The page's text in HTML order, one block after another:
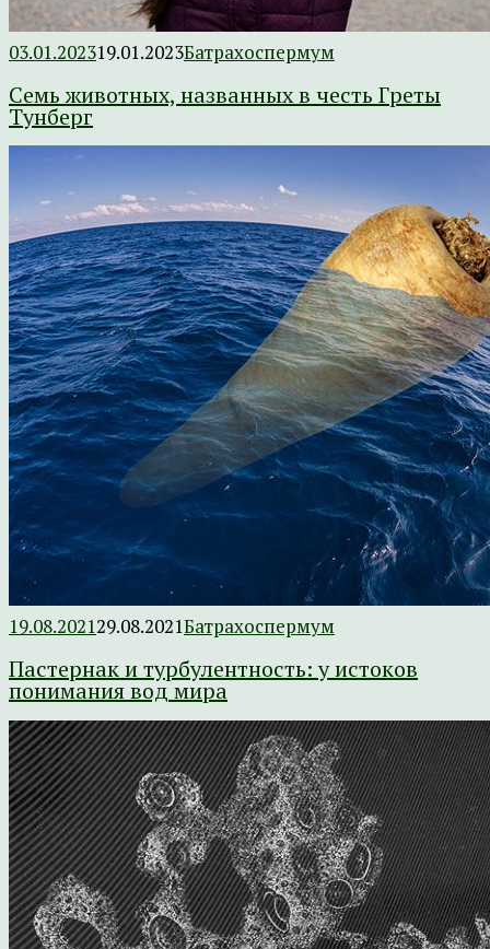
03.01.202319.01.2023Батрахоспермум
Семь животных, названных в честь Греты
Тунберг
19.08.202129.08.2021Батрахоспермум
Пастернак и турбулентность: у истоков
понимания вод мира